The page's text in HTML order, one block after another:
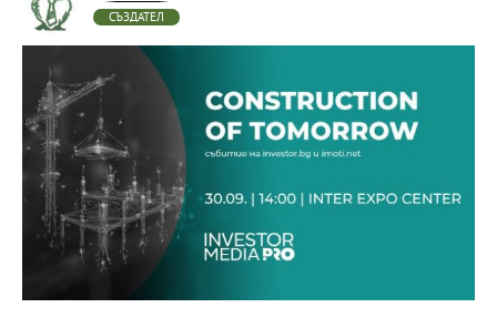
СЪЗДАТЕЛ